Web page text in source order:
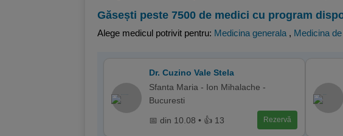
Găsești peste 7500 de medici cu program
Alege medicul potrivit pentru: Medicina generala , Medicina
Dr. Cuzino Vale Stela
Sfanta Maria - Ion Mihalache -
Bucuresti
📅 din 10.08 • 👍 13 Rezervă